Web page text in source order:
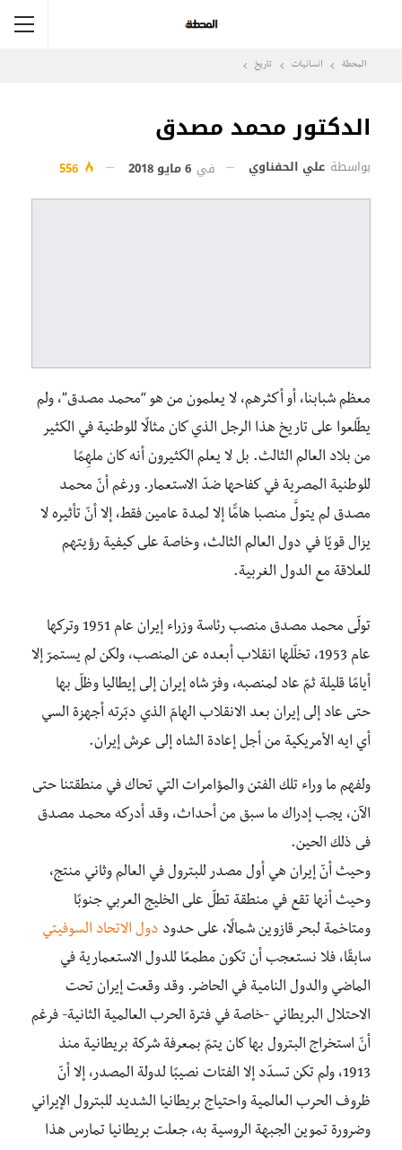
المحطة انسانيات تاريخ
الدكتور محمد مصدق
بواسطة علي الحفناوي في 6 مايو 2018
معظم شبابنا، أو أكثرهم، لا يعلمون من هو “محمد مصدق”، ولم
يطّلعوا على تاريخ هذا الرجل الذي كان مثالًا للوطنية في الكثير
من بلاد العالم الثالث. بل لا يعلم الكثيرون أنه كان ملهِمًا
للوطنية المصرية في كفاحها ضدّ الاستعمار. ورغم أنّ محمد
مصدق لم يتولَّ منصبا هامًّا إلا لمدة عامين فقط، إلا أنّ تأثيره لا
يزال قويًا في دول العالم الثالث، وخاصة على كيفية رؤيتهم
للعلاقة مع الدول الغربية.
تولّى محمد مصدق منصب رئاسة وزراء إيران عام 1951 وتركها
عام 1953، تخلّلها انقلاب أبعده عن المنصب، ولكن لم يستمرّ إلا
أيامًا قليلة ثمّ عاد لمنصبه، وفرّ شاه إيران إلى إيطاليا وظلّ بها
حتى عاد إلى إيران بعد الانقلاب الهامّ الذي دبّرته أجهزة السي
أي ايه الأمريكية من أجل إعادة الشاه إلى عرش إيران.
ولفهم ما وراء تلك الفتن والمؤامرات التي تحاك في منطقتنا حتى
الآن، يجب إدراك ما سبق من أحداث، وقد أدركه محمد مصدق
فى ذلك الحين.
وحيث أنّ إيران هي أول مصدر للبترول في العالم وثاني منتج،
وحيث أنها تقع في منطقة تطلّ على الخليج العربي جنوبًا
ومتاخمة لبحر قازوين شمالًا، على حدود دول الاتحاد السوفيتي
سابقًا، فلا نستعجب أن تكون مطمعًا للدول الاستعمارية في
الماضي والدول النامية في الحاضر. وقد وقعت إيران تحت
الاحتلال البريطاني -خاصة في فترة الحرب العالمية الثانية- فرغم
أنّ استخراج البترول بها كان يتمّ بمعرفة شركة بريطانية منذ
1913، ولم تكن تسدّد إلا الفتات نصيبًا لدولة المصدر، إلا أنّ
ظروف الحرب العالمية واحتياج بريطانيا الشديد للبترول الإيراني
وضرورة تموين الجبهة الروسية به، جعلت بريطانيا تمارس هذا